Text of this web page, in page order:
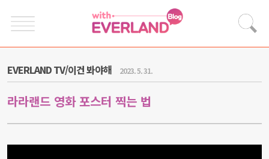
EVERLAND TV/이건 봐야해 2023. 5. 31.
라라랜드 영화 포스터 찍는 법